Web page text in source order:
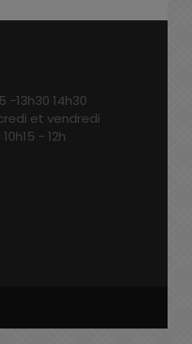
-13h30 14h30
et vendredi
- 12h